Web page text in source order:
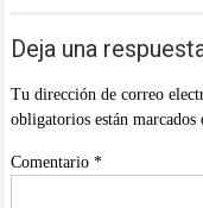
Deja una
Tu dirección de correo
obligatorios están marcados
Comentario *